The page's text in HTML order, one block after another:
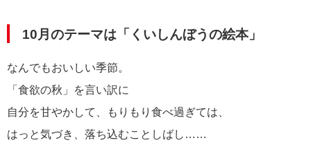
10月のテーマは「くいしんぼうの絵本」
なんでもおいしい季節。
「食欲の秋」を言い訳に
自分を甘やかして、もりもり食べ過ぎては、
はっと気づき、落ち込むことしばし……